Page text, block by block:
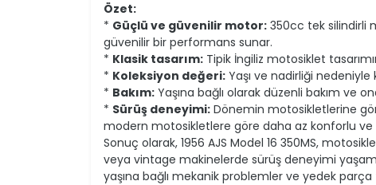
Özet:
* Güçlü ve güvenilir motor: 350cc tek silindirli
güvenilir bir performans sunar.
* Klasik tasarım: Tipik İngiliz motosiklet
* Koleksiyon değeri: Yaşı ve nadirliği
* Bakım: Yaşına bağlı olarak düzenli bakım ve
* Sürüş deneyimi: Dönemin motosikletlerine
modern motosikletlere göre daha az konforlu ve
Sonuç olarak, 1956 AJS Model 16 350MS,
veya vintage makinelerde sürüş deneyimi
yaşına bağlı mekanik problemler ve yedek